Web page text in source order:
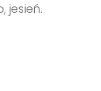
jesień.